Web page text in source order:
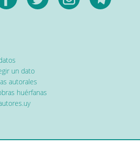
un dato
autorales
huérfanas